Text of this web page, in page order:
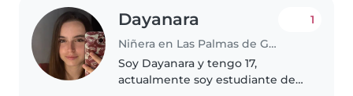
Dayanara
Niñera en Las Palmas de Gran Canaria
1
Soy Dayanara y tengo 17,
actualmente soy estudiante de